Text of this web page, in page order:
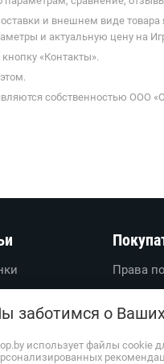
и внешнем виде
и актуальную цену на
«Контакты».
собственностью ООО
внимание
Права
заботимся о
использует файлы cookie